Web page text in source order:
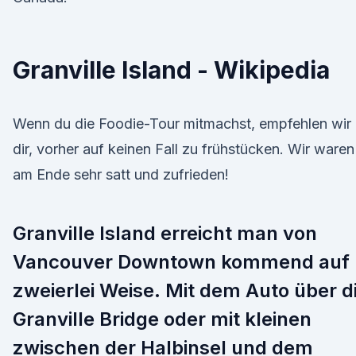
Granville Island - Wikipedia
Wenn du die Foodie-Tour mitmachst, empfehlen wir
dir, vorher auf keinen Fall zu frühstücken. Wir waren
am Ende sehr satt und zufrieden!
Granville Island erreicht man von
Vancouver Downtown kommend auf
zweierlei Weise. Mit dem Auto über
Granville Bridge oder mit kleinen
zwischen der Halbinsel und dem